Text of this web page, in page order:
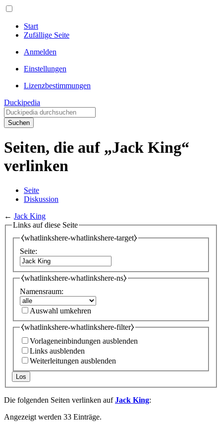
Start
Zufällige Seite
Anmelden
Einstellungen
Lizenzbestimmungen
Duckipedia
Suchen
Seiten, die auf „Jack King“
verlinken
Seite
Diskussion
← Jack King
Links auf diese Seite
⧼whatlinkshere-whatlinkshere-target⧽
Seite:
⧼whatlinkshere-whatlinkshere-ns⧽
Namensraum:
Auswahl umkehren
⧼whatlinkshere-whatlinkshere-filter⧽
Vorlageneinbindungen ausblenden
Links ausblenden
Weiterleitungen ausblenden
Los
Die folgenden Seiten verlinken aufJack King:
Angezeigt werden 33 Einträge.